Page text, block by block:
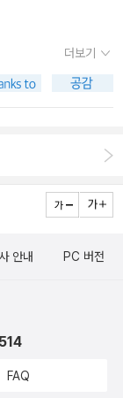
더보기
안내 PC 버전
FAQ